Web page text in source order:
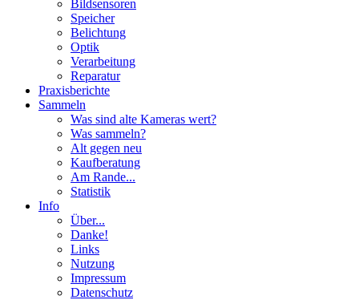
Bildsensoren
Speicher
Belichtung
Optik
Verarbeitung
Reparatur
Praxisberichte
Sammeln
Was sind alte Kameras wert?
Was sammeln?
Alt gegen neu
Kaufberatung
Am Rande...
Statistik
Info
Über...
Danke!
Links
Nutzung
Impressum
Datenschutz